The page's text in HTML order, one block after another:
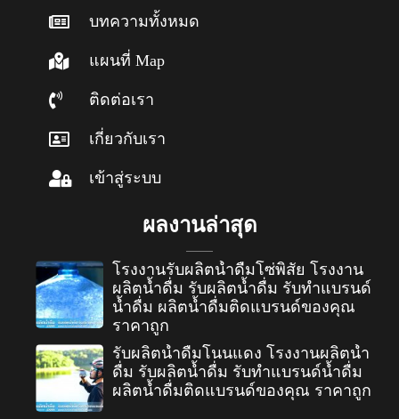
บทความทั้งหมด
แผนที่ Map
ติดต่อเรา
เกี่ยวกับเรา
เข้าสู่ระบบ
ผลงานล่าสุด
โรงงานรับผลิตน้ำดื่มโซ่พิสัย โรงงาน
ผลิตน้ำดื่ม รับผลิตน้ำดื่ม รับทำแบรนด์
น้ำดื่ม ผลิตน้ำดื่มติดแบรนด์ของคุณ
ราคาถูก
รับผลิตน้ำดื่มโนนแดง โรงงานผลิตน้ำ
ดื่ม รับผลิตน้ำดื่ม รับทำแบรนด์น้ำดื่ม
ผลิตน้ำดื่มติดแบรนด์ของคุณ ราคาถูก